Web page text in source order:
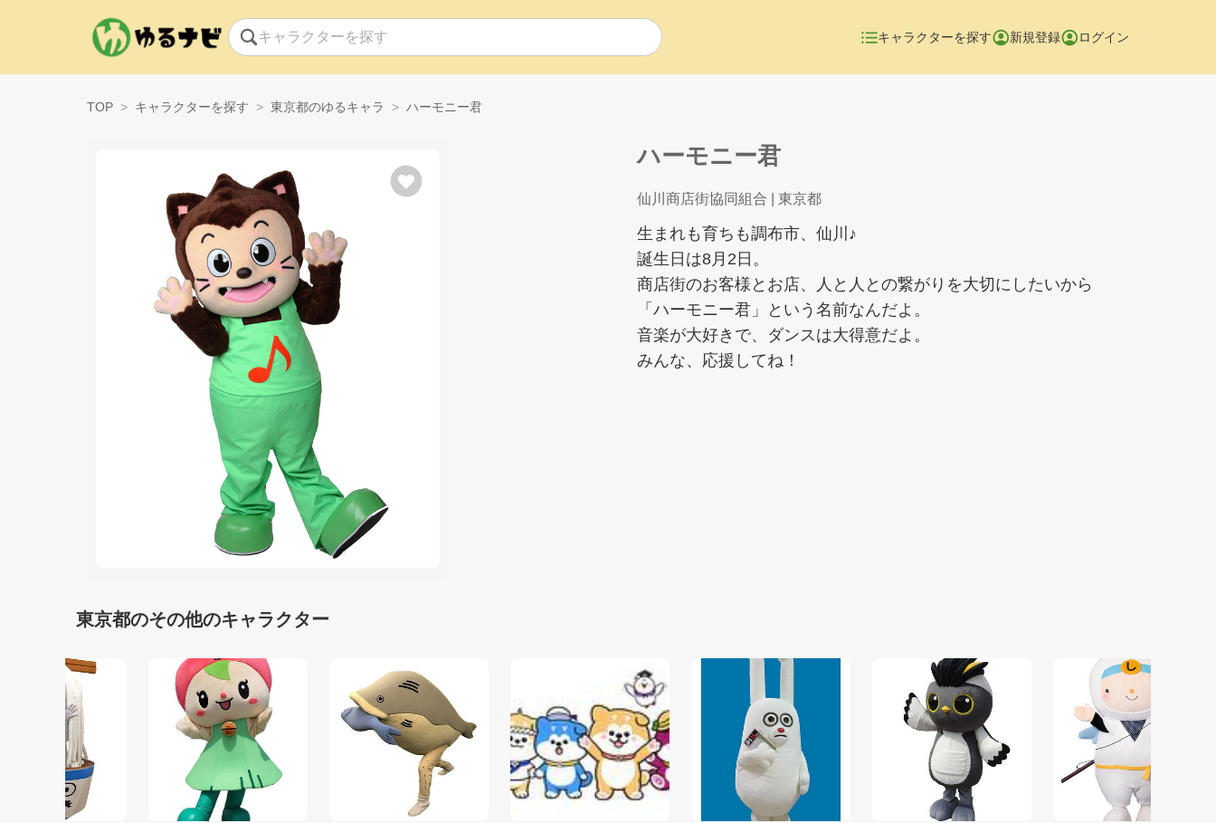
キャラクターを探す 新規登録 ログイン
TOP キャラクターを探す 東京都のゆるキャラ ハーモニー君
ハーモニー君
仙川商店街協同組合 | 東京都
生まれも育ちも調布市、仙川♪
誕生日は8月2日。
商店街のお客様とお店、人と人との繋がりを大切にしたいから
「ハーモニー君」という名前なんだよ。
音楽が大好きで、ダンスは大得意だよ。
みんな、応援してね！
東京都のその他のキャラクター